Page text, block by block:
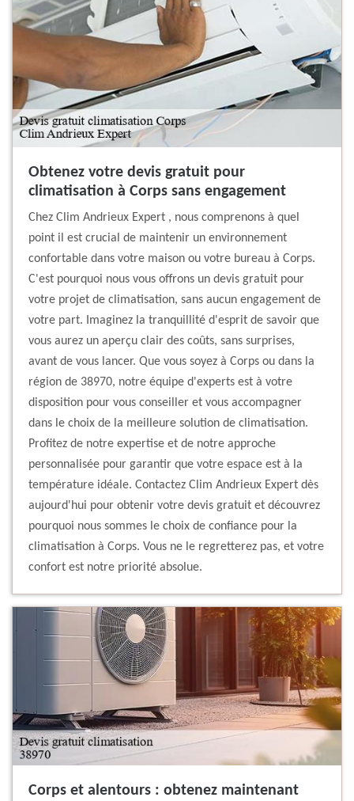
Obtenez votre devis gratuit pour
climatisation à Corps sans engagement
Chez Clim Andrieux Expert , nous comprenons à quel
point il est crucial de maintenir un environnement
confortable dans votre maison ou votre bureau à Corps.
C'est pourquoi nous vous offrons un devis gratuit pour
votre projet de climatisation, sans aucun engagement de
votre part. Imaginez la tranquillité d'esprit de savoir que
vous aurez un aperçu clair des coûts, sans surprises,
avant de vous lancer. Que vous soyez à Corps ou dans la
région de 38970, notre équipe d'experts est à votre
disposition pour vous conseiller et vous accompagner
dans le choix de la meilleure solution de climatisation.
Profitez de notre expertise et de notre approche
personnalisée pour garantir que votre espace est à la
température idéale. Contactez Clim Andrieux Expert dès
aujourd'hui pour obtenir votre devis gratuit et découvrez
pourquoi nous sommes le choix de confiance pour la
climatisation à Corps. Vous ne le regretterez pas, et votre
confort est notre priorité absolue.
Corps et alentours : obtenez maintenant